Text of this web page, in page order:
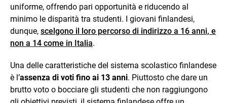
uniforme, offrendo pari opportunità e riducendo al
minimo le disparità tra studenti. I giovani finlandesi,
dunque, scelgono il loro percorso di indirizzo a 16 anni, e
non a 14 come in Italia.
Una delle caratteristiche del sistema scolastico finlandese
è l’assenza di voti fino ai 13 anni. Piuttosto che dare un
brutto voto o bocciare gli studenti che non raggiungono